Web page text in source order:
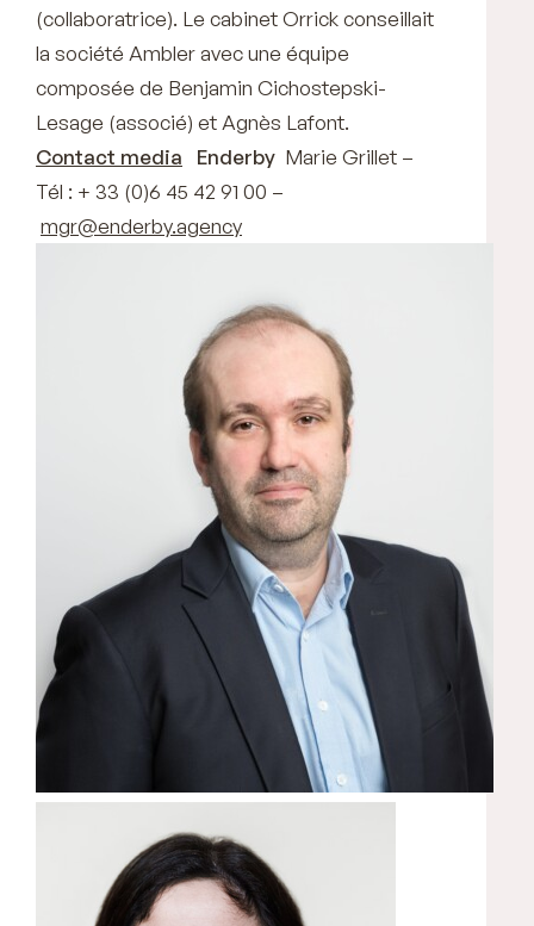
(collaboratrice). Le cabinet Orrick conseillait
la société Ambler avec une équipe
composée de Benjamin Cichostepski-
Lesage (associé) et Agnès Lafont.
Contact media
Enderby Marie Grillet –
Tél : + 33 (0)6 45 42 91 00 –
mgr@enderby.agency